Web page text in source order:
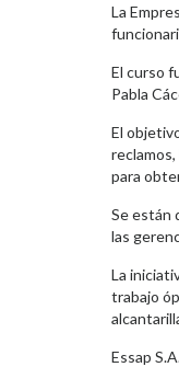
La
El curso
Pabla
El
para
Se están
las
La
trabajo
Essap